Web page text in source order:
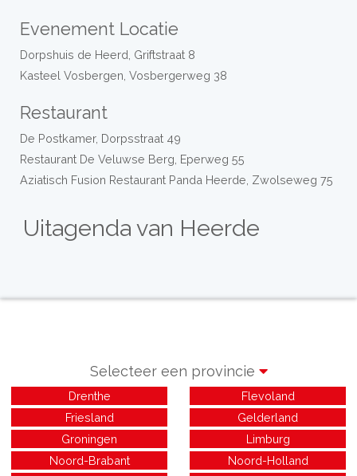
Evenement Locatie
Dorpshuis de Heerd, Griftstraat 8
Kasteel Vosbergen, Vosbergerweg 38
Restaurant
De Postkamer, Dorpsstraat 49
Restaurant De Veluwse Berg, Eperweg 55
Aziatisch Fusion Restaurant Panda Heerde, Zwolseweg 75
Uitagenda van Heerde
Selecteer een provincie
Drenthe
Flevoland
Friesland
Gelderland
Groningen
Limburg
Noord-Brabant
Noord-Holland